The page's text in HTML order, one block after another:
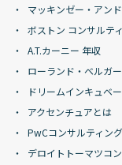
マッキンゼー・アン
ボストン コンサルテ
A.T.カーニー 年収
ローランド・ベルガ
ドリームインキュベ
アクセンチュアとは
PwCコンサルティン
デロイトトーマツコ